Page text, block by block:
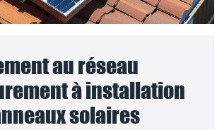
au réseau
à installation
solaires